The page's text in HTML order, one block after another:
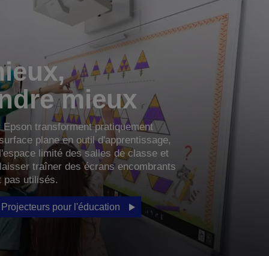
mieux
transforment pratiquement
plane en outil d'apprentissage,
limité des salles de classe et
traîner des écrans encombrants
pas utilisés.
pour l'éducation